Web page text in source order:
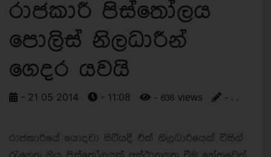
රාජකාරී පිස්තෝලය
පොලිස් නිලධාරීන්
ගෙදර යවයි
- 21 05 2014 - 11:08 - 638 views - . .
රාජකාරියේ යොදවා සිටියදී එක් නිලධාරියෙක් විසින්